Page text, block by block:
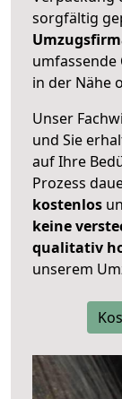
sorgfältig
umfassende
in der Nähe
Unser
und Sie
auf Ihre
Prozess
kostenlos
keine
qualitativ
unserem